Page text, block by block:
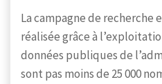
La campagne de recherche
réalisée grâce à
données publiques de
sont pas moins de 25 000